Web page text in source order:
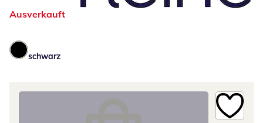
Ausverkauft
schwarz